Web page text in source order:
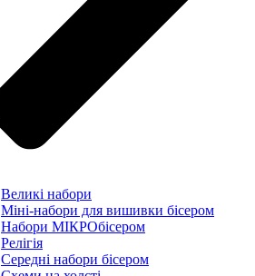
Великі набори
Міні-набори для вишивки бісером
Набори МІКРОбісером
Релігія
Середні набори бісером